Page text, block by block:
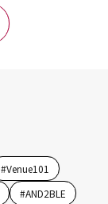
#Venue101
#AND2BLE